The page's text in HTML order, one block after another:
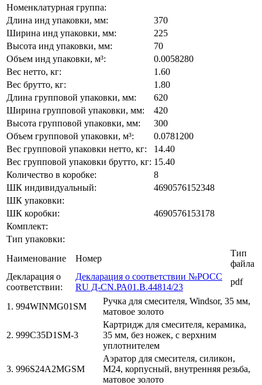
Номенклатурная группа:
Длина инд упаковки, мм:
370
Ширина инд упаковки, мм:
225
Высота инд упаковки, мм:
70
Объем инд упаковки, м³:
0.0058280
Вес нетто, кг:
1.60
Вес брутто, кг:
1.80
Длина групповой упаковки, мм:
620
Ширина групповой упаковки, мм:
420
Высота групповой упаковки, мм:
300
Объем групповой упаковки, м³:
0.0781200
Вес групповой упаковки нетто, кг:
14.40
Вес групповой упаковки брутто, кг: 15.40
Количество в коробке:
8
ШК индивидуальный:
4690576152348
ШК упаковки:
ШК коробки:
4690576153178
Комплект:
Тип упаковки:
Наименование
Номер
Тип
файла
Декларация о
соответствии:
Декларация о соответствии №РОСС
RU Д-CN.РА01.В.44814/23
pdf
1. 994WINMG01SM
Ручка для смесителя, Windsor, 35 мм,
матовое золото
2. 999C35D1SM-3
Картридж для смесителя, керамика,
35 мм, без ножек, с верхним
уплотнителем
3. 996S24A2MGSM
Аэратор для смесителя, силикон,
M24, корпусный, внутренняя резьба,
матовое золото